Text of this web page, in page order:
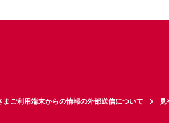
まご利用端末からの情報の外部送信について
見